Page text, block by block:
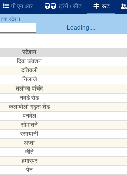
पी एन आर ट्रेनें / सीट रूट
तक स्टेशन
Loading....
स्टेशन
दिवा जंक्शन
दतिवली
निलाजे
तलोजा पांचंद
नवडे रोड
कलम्बोली गूड्स शेड
पनवेल
सोमातने
रसायानी
अप्ता
जीते
हमारपुर
पेन